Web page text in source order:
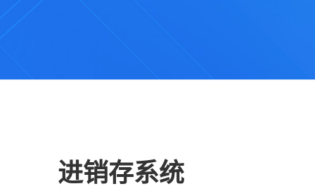
进销存系统